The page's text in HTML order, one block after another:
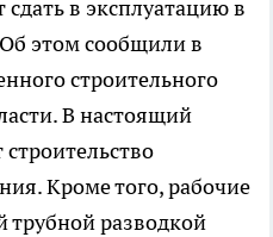
в эксплуатацию в
этом сообщили в
строительного
В настоящий
Кроме того, рабочие
трубной разводкой